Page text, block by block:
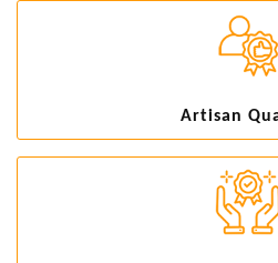
Artisan